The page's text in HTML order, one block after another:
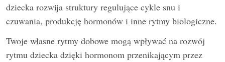
dziecka rozwija struktury regulujące cykle snu i
czuwania, produkcję hormonów i inne rytmy biologiczne.
Twoje własne rytmy dobowe mogą wpływać na rozwój
rytmu dziecka dzięki hormonom przenikającym przez